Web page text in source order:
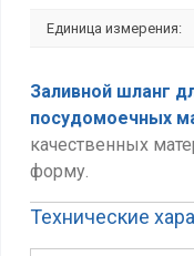
Единица измерения:
Заливной шланг
посудомоечных
качественных
форму.
Технические